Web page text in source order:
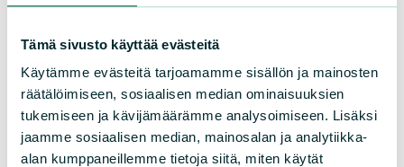
Tämä sivusto käyttää evästeitä
Käytämme evästeitä tarjoamamme sisällön ja mainosten
räätälöimiseen, sosiaalisen median ominaisuuksien
tukemiseen ja kävijämäärämme analysoimiseen. Lisäksi
jaamme sosiaalisen median, mainosalan ja analytiikka-
alan kumppaneillemme tietoja siitä, miten käytät